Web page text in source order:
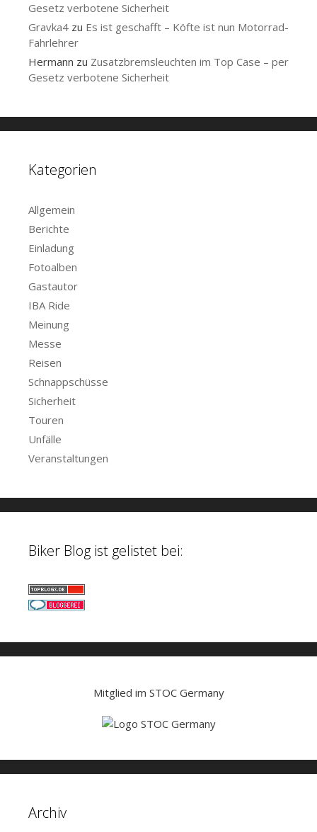
Gesetz verbotene Sicherheit
Gravka4 zu Es ist geschafft – Köfte ist nun Motorrad-
Fahrlehrer
Hermann zu Zusatzbremsleuchten im Top Case – per
Gesetz verbotene Sicherheit
Kategorien
Allgemein
Berichte
Einladung
Fotoalben
Gastautor
IBA Ride
Meinung
Messe
Reisen
Schnappschüsse
Sicherheit
Touren
Unfälle
Veranstaltungen
Biker Blog ist gelistet bei:
Mitglied im STOC Germany
Archiv